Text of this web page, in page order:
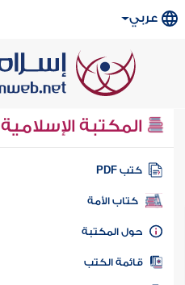
عربي
المكتبة الإسلامية
كتب PDF
كتاب الأمة
المكتبة